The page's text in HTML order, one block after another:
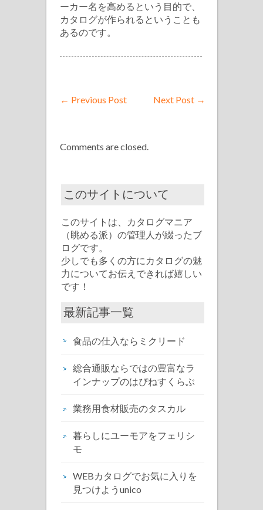
ーカー名を高めるという目的で、
カタログが作られるということも
あるのです。
← Previous Post Next Post →
Comments are closed.
このサイトについて
このサイトは、カタログマニア
（眺める派）の管理人が綴ったブ
ログです。
少しでも多くの方にカタログの魅
力についてお伝えできれば嬉しい
です！
最新記事一覧
食品の仕入ならミクリード
総合通販ならではの豊富なラ
インナップのはぴねすくらぶ
業務用食材販売のタスカル
暮らしにユーモアをフェリシ
モ
WEBカタログでお気に入りを
見つけようunico